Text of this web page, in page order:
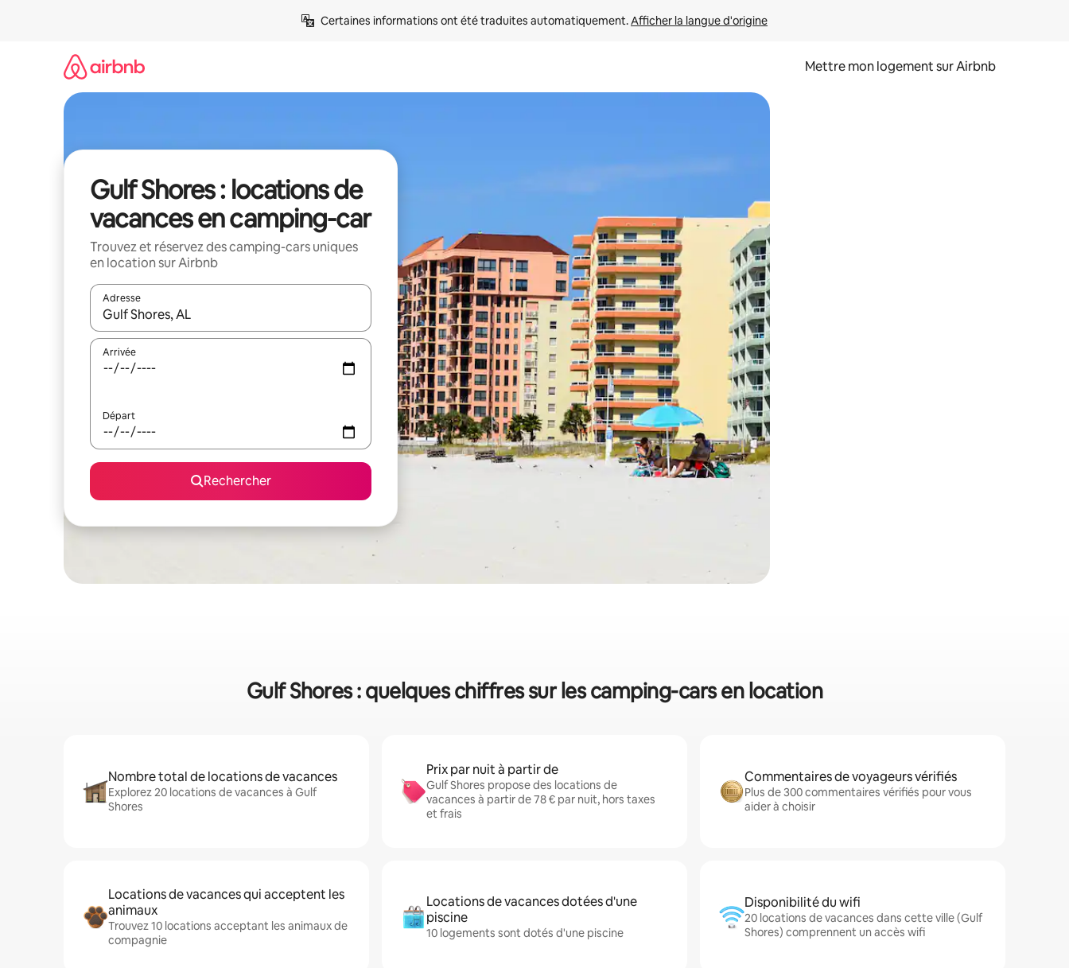
Certaines informations ont été traduites automatiquement. Afficher la langue d'origine
Mettre mon logement sur Airbnb
Gulf Shores : locations de
vacances en camping-car
Trouvez et réservez des camping-cars uniques
en location sur Airbnb
Adresse
Lorsque les résultats s'affichent, utilisez les flèches vers le haut et vers le bas pour les parcourir ou en appuyant et en faisant glisser.
Arrivée
Départ
Rechercher
Gulf Shores : quelques chiffres sur les camping-cars en location
Nombre total de locations de vacances
Explorez 20 locations de vacances à Gulf
Shores
Prix par nuit à partir de
Gulf Shores propose des locations de
vacances à partir de 78 € par nuit, hors taxes
et frais
Commentaires de voyageurs vérifiés
Plus de 300 commentaires vérifiés pour vous
aider à choisir
Locations de vacances qui acceptent les
animaux
Trouvez 10 locations acceptant les animaux de
compagnie
Locations de vacances dotées d'une
piscine
10 logements sont dotés d'une piscine
Disponibilité du wifi
20 locations de vacances dans cette ville (Gulf
Shores) comprennent un accès wifi